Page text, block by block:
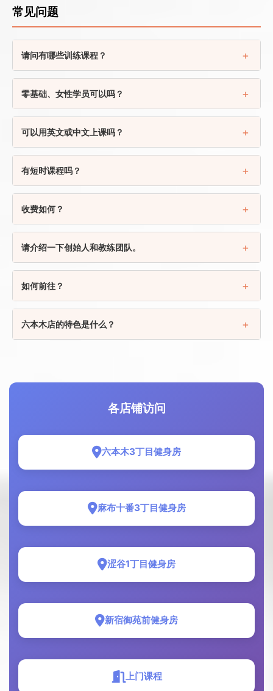
常见问题
请问有哪些训练课程？
零基础、女性学员可以吗？
可以用英文或中文上课吗？
有短时课程吗？
收费如何？
请介绍一下创始人和教练团队。
如何前往？
六本木店的特色是什么？
各店铺访问
六本木3丁目健身房
麻布十番3丁目健身房
涩谷1丁目健身房
新宿御苑前健身房
上门课程